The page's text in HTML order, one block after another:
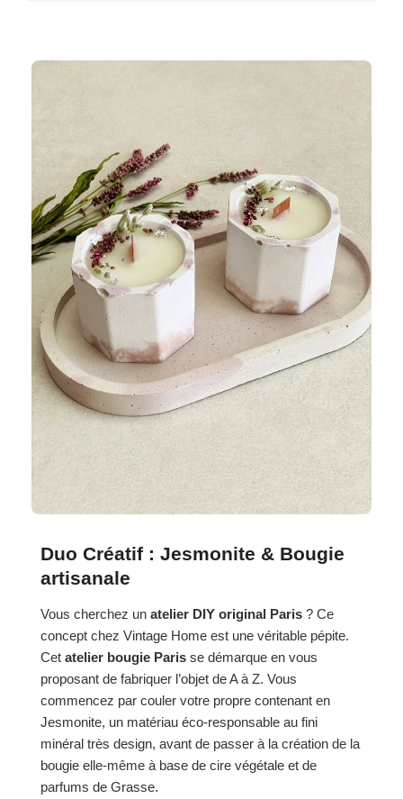
Duo Créatif : Jesmonite & Bougie
artisanale
Vous cherchez un atelier DIY original Paris ? Ce
concept chez Vintage Home est une véritable pépite.
Cet atelier bougie Paris se démarque en vous
proposant de fabriquer l’objet de A à Z. Vous
commencez par couler votre propre contenant en
Jesmonite, un matériau éco-responsable au fini
minéral très design, avant de passer à la création de la
bougie elle-même à base de cire végétale et de
parfums de Grasse.